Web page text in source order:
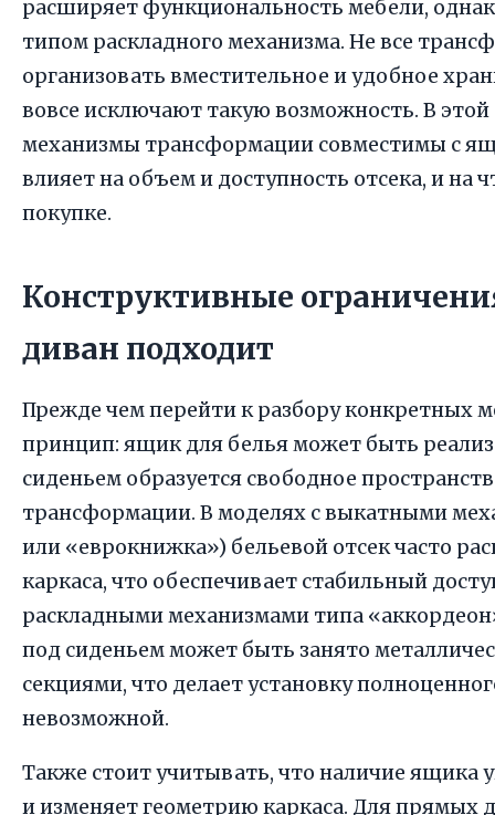
расширяет функциональность мебели,
типом раскладного механизма. Не все
организовать вместительное и удобное
вовсе исключают такую возможность. В
механизмы трансформации совместимы с
влияет на объем и доступность отсека, и на
покупке.
Конструктивные
диван подходит
Прежде чем перейти к разбору конкретных
принцип: ящик для белья может быть
сиденьем образуется свободное
трансформации. В моделях с выкатными
или «еврокнижка») бельевой отсек часто
каркаса, что обеспечивает стабильный
раскладными механизмами типа
под сиденьем может быть занято
секциями, что делает установку
невозможной.
Также стоит учитывать, что наличие ящика
и изменяет геометрию каркаса. Для прямых